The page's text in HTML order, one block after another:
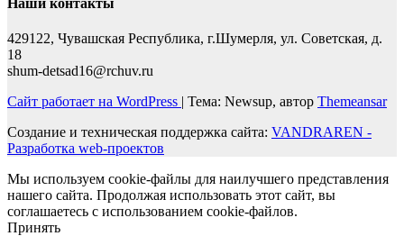
Наши контакты
429122, Чувашская Республика, г.Шумерля, ул. Советская, д.
18
shum-detsad16@rchuv.ru
Сайт работает на WordPress | Тема: Newsup, автор Themeansar
Создание и техническая поддержка сайта: VANDRAREN -
Разработка web-проектов
Мы используем cookie-файлы для наилучшего представления
нашего сайта. Продолжая использовать этот сайт, вы
соглашаетесь с использованием cookie-файлов.
Принять